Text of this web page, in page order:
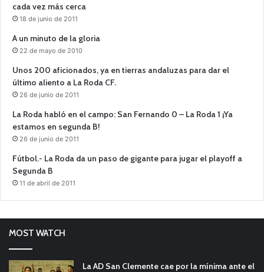
cada vez más cerca
18 de junio de 2011
A un minuto de la gloria
22 de mayo de 2010
Unos 200 aficionados, ya en tierras andaluzas para dar el
último aliento a La Roda CF.
26 de junio de 2011
La Roda habló en el campo: San Fernando 0 – La Roda 1 ¡Ya
estamos en segunda B!
26 de junio de 2011
Fútbol.- La Roda da un paso de gigante para jugar el playoff a
Segunda B
11 de abril de 2011
MOST WATCH
La AD San Clemente cae por la mínima ante el